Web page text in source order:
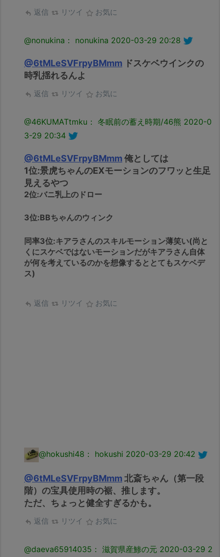
返信 リツイ お気に
@nonukina： nonukina 2020-03-29 20:28
@6tMLeSVFrpyBMmm ドスケベウインクの
時乳揺れるんよ
返信 リツイ お気に
@46KUMATtmku： 冬眠前の蓄え時期/46熊 2020-0
3-29 20:34
@6tMLeSVFrpyBMmm俺としては
1位:景虎ちゃんのEXモーションのフワッと生足
見えるやつ
2位:バニ乳上のドロー
3位:BBちゃんのウィンク
同率3位:キアラさんのスキルモーション薄笑い(尚と
くにスケベではないモーションだがキアラさん自体
が何を考えているのかを想像するととてもスケベデ
ス)
返信 リツイ お気に
@hokushi48： hokushi 2020-03-29 20:42
@6tMLeSVFrpyBMmm北斎ちゃん（第一段
階）の宝具使用時の裾、推します。
ただ、ちょっと健全すぎるかも。
返信 リツイ お気に
@daeva65914035： 滋賀県産鯵の元 2020-03-29 2